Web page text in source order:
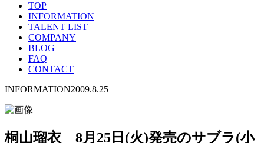
TOP
INFORMATION
TALENT LIST
COMPANY
BLOG
FAQ
CONTACT
INFORMATION2009.8.25
桐山瑠衣 8月25日(火)発売のサブラ(小